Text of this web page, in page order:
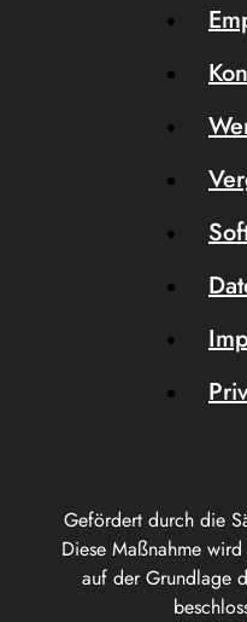
Gefördert durch die
Diese Maßnahme
auf der Grundlage